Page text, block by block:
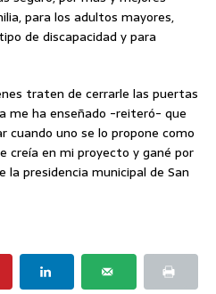
para los adultos mayores,
de discapacidad y para
traten de cerrarle las puertas
me ha enseñado -reiteró- que
cuando uno se lo propone como
creía en mi proyecto y gané por
presidencia municipal de San